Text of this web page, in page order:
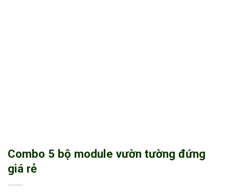
Combo 5 bộ module vườn tường đứng
giá rẻ